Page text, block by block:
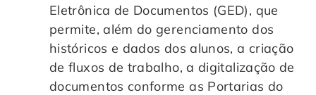
Eletrônica de Documentos (GED), que
permite, além do gerenciamento dos
históricos e dados dos alunos, a criação
de fluxos de trabalho, a digitalização de
documentos conforme as Portarias do